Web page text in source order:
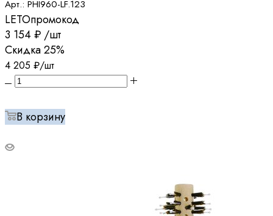
Арт.: PHI960-LF.123
LETOпромокод
3 154₽ /шт
Скидка25%
4 205 ₽/шт
В корзину